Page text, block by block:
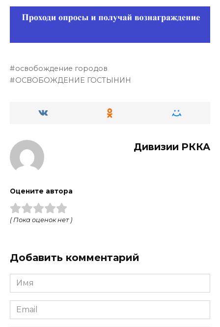
освобождение городов
ОСВОБОЖДЕНИЕ ГОСТЫНИН
Дивизии РККА
Оцените автора
( Пока оценок нет )
Добавить комментарий
Имя
Email